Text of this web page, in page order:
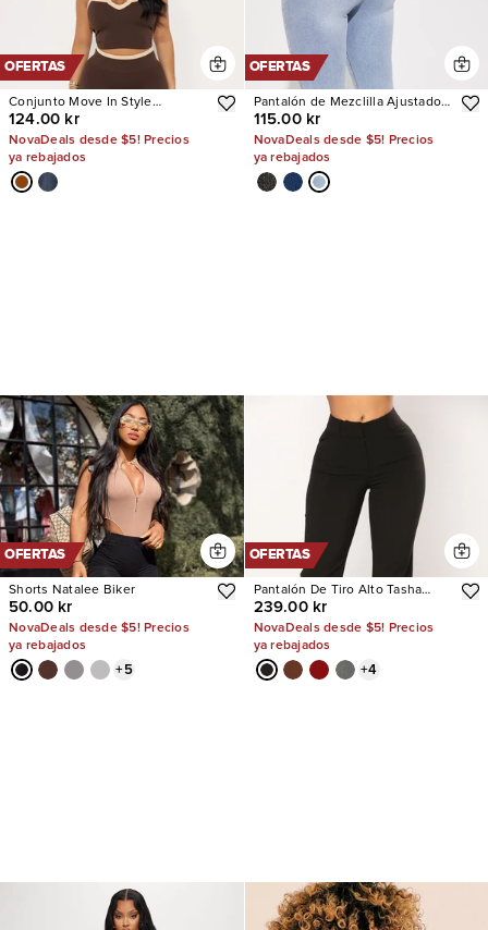
OFERTAS
Conjunto Move In Style
Seamless Legging
124.00 kr
NovaDeals desde $5! Precios
ya rebajados
OFERTAS
Pantalón de Mezclilla Ajustado
Tiro Alto Con Stretch San Diego
Sculpting
115.00 kr
NovaDeals desde $5! Precios
ya rebajados
OFERTAS
Shorts Natalee Biker
50.00 kr
NovaDeals desde $5! Precios
ya rebajados
+5
OFERTAS
Pantalón De Tiro Alto Tasha
Dressy
239.00 kr
NovaDeals desde $5! Precios
ya rebajados
+4